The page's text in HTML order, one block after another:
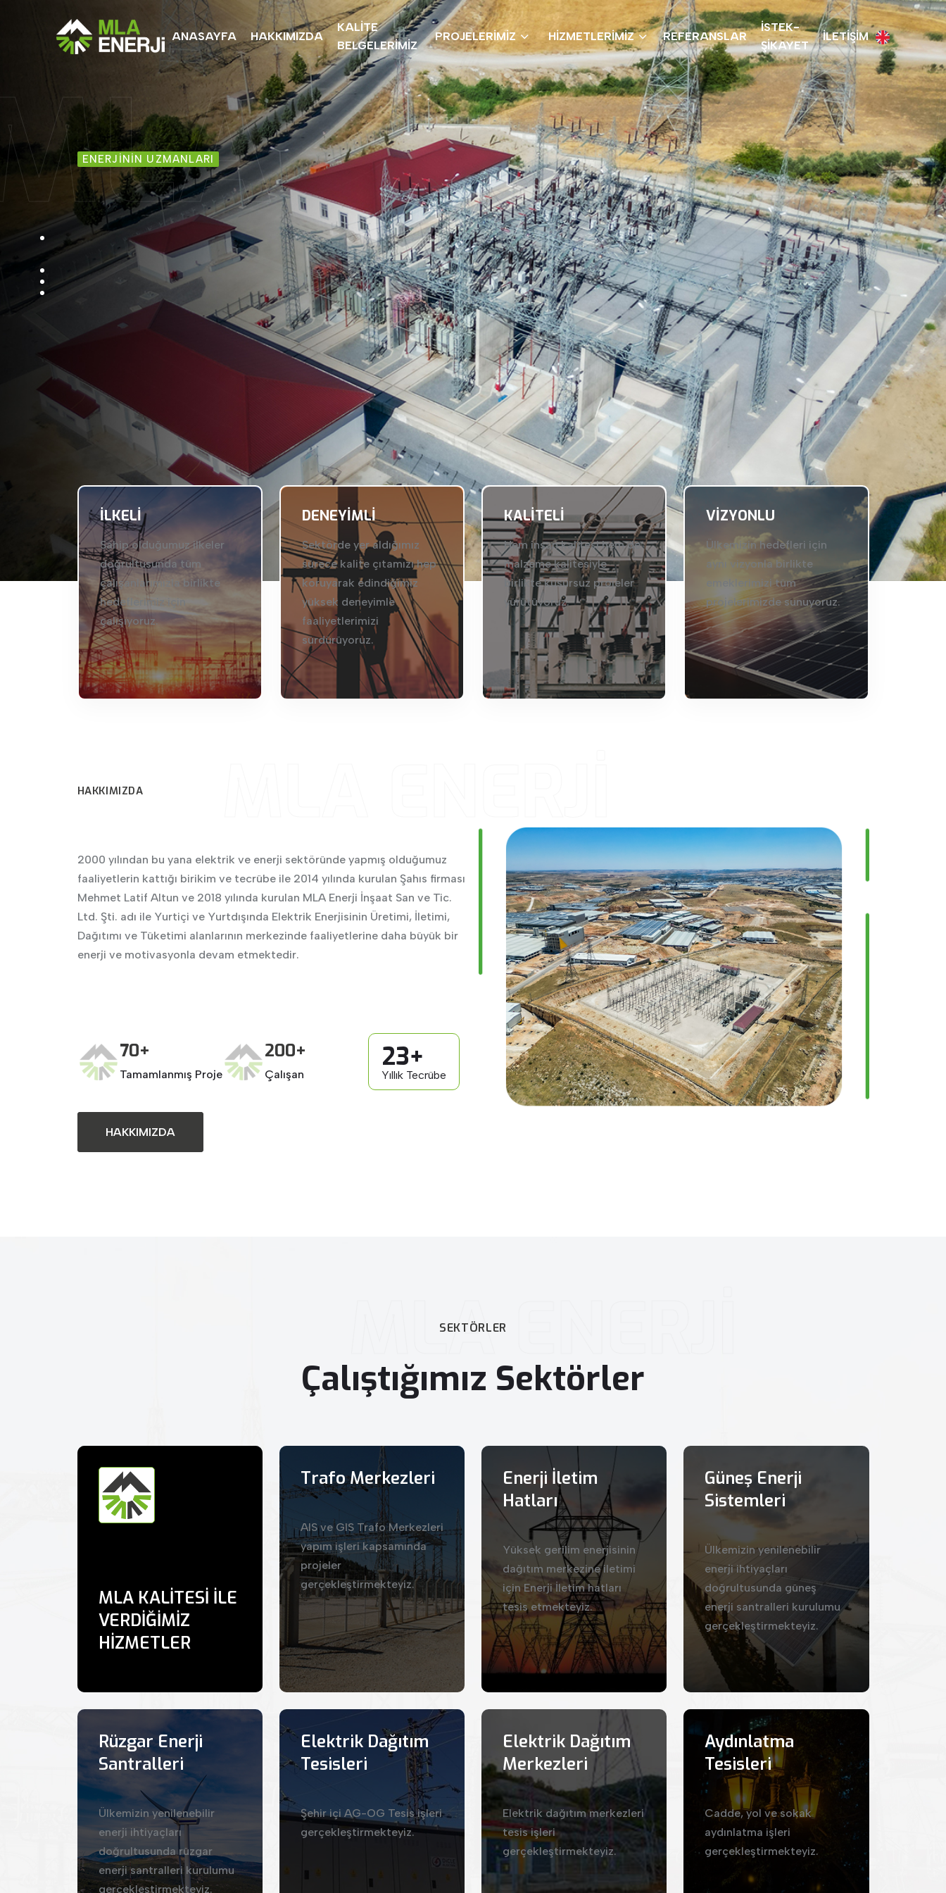
ANASAYFA HAKKIMIZDA
KALİTE
BELGELERİMİZ
PROJELERİMİZ HİZMETLERİMİZ REFERANSLAR
İSTEK-
ŞİKAYET
İLETİŞİM
ENERJİNİN UZMANLARI
MLA Uzmanlığı
En doğru hesaplamaları kaliteli malzeme ve işçilikle buluşturan
markayız...
İLKELI
Sahip olduğumuz ilkeler
doğrultusunda tüm
çalışanlarımızla birlikte
hedeflerimiz için
çalışıyoruz.
DENEYIMLI
Sektörde yer aldığımız
sürece kalite çıtamızı hep
koruyarak edindiğimiz
yüksek deneyimle
faaliyetlerimizi
sürdürüyoruz.
KALITELI
Hem insan kalitesi hem de
malzeme kalitesiyle
birlikte kusursuz projeler
yürütüyoruz.
VIZYONLU
Ülkemizin hedefleri için
aynı vizyonla birlikte
emeklerimizi tüm
projelerimizde sunuyoruz.
HAKKIMIZDA
2000 yılından bu yana elektrik ve enerji sektöründe yapmış olduğumuz
faaliyetlerin kattığı birikim ve tecrübe ile 2014 yılında kurulan Şahıs firması
Mehmet Latif Altun ve 2018 yılında kurulan MLA Enerji İnşaat San ve Tic.
Ltd. Şti. adı ile Yurtiçi ve Yurtdışında Elektrik Enerjisinin Üretimi, İletimi,
Dağıtımı ve Tüketimi alanlarının merkezinde faaliyetlerine daha büyük bir
enerji ve motivasyonla devam etmektedir.
70+
Tamamlanmış Proje
200+
Çalışan
HAKKIMIZDA
23+
Yıllık Tecrübe
MLA ENERJİ
SEKTÖRLER
Çalıştığımız Sektörler
MLA KALİTESİ İLE
VERDİĞİMİZ
HİZMETLER
Trafo Merkezleri
AIS ve GIS Trafo Merkezleri
yapım işleri kapsamında
projeler
gerçekleştirmekteyiz.
Enerji İletim
Hatları
Yüksek gerilim enerjisinin
dağıtım merkezine iletimi
için Enerji İletim hatları
tesis etmekteyiz.
Güneş Enerji
Sistemleri
Ülkemizin yenilenebilir
enerji ihtiyaçları
doğrultusunda güneş
enerji santralleri kurulumu
gerçekleştirmekteyiz.
Rüzgar Enerji
Santralleri
Ülkemizin yenilenebilir
enerji ihtiyaçları
doğrultusunda rüzgar
enerji santralleri kurulumu
gerçekleştirmekteyiz.
Elektrik Dağıtım
Tesisleri
Şehir içi AG-OG Tesis işleri
gerçekleştirmekteyiz.
Elektrik Dağıtım
Merkezleri
Elektrik dağıtım merkezleri
tesis işleri
gerçekleştirmekteyiz.
Aydınlatma
Tesisleri
Cadde, yol ve sokak
aydınlatma işleri
gerçekleştirmekteyiz.